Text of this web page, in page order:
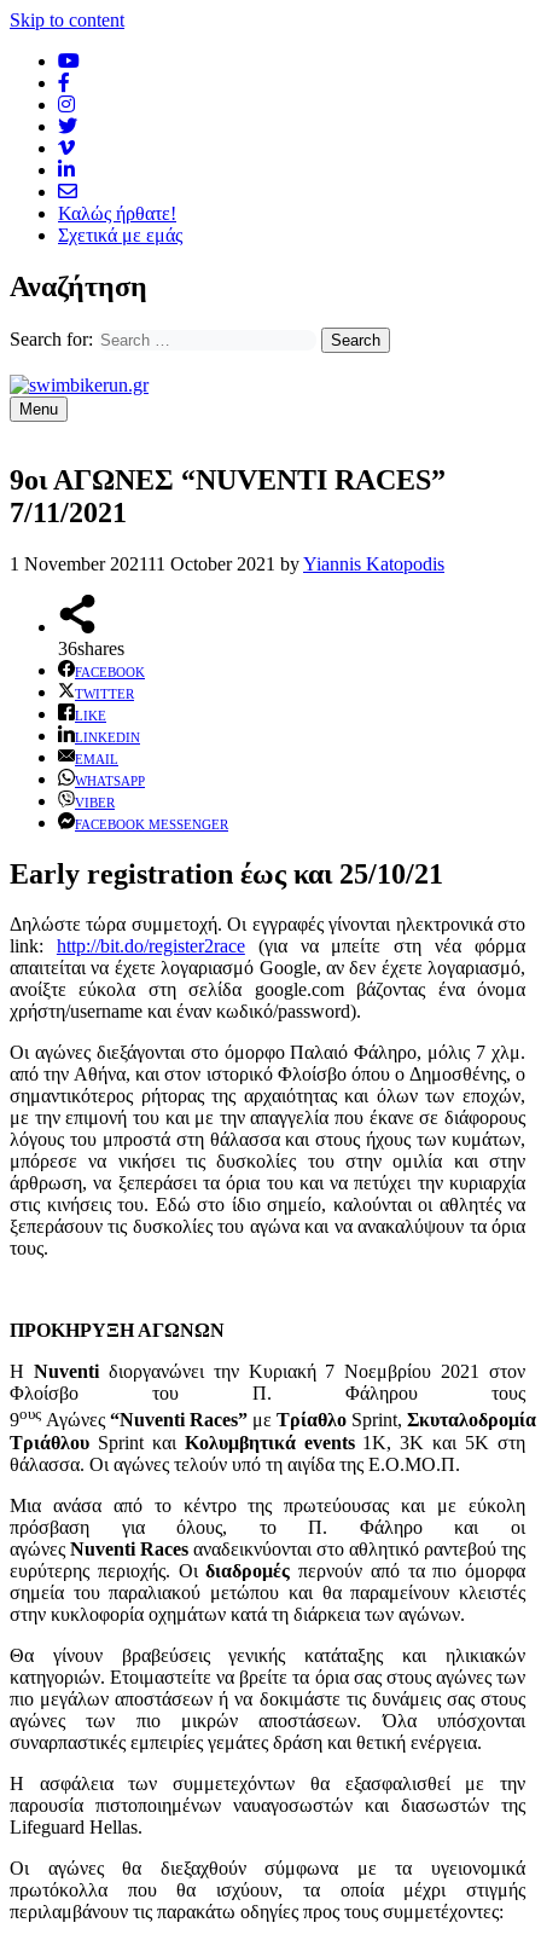
Skip to content
Καλώς ήρθατε!
Σχετικά με εμάς
Αναζήτηση
Search for:
Menu
9οι ΑΓΩΝΕΣ “NUVENTI RACES”
7/11/2021
1 November 202111 October 2021 byYiannis Katopodis
36shares
FACEBOOK
TWITTER
LIKE
LINKEDIN
EMAIL
WHATSAPP
VIBER
FACEBOOK MESSENGER
Early registration έως και 25/10/21
Δηλώστε τώρα συμμετοχή. Οι εγγραφές γίνονται ηλεκτρονικά στο
link: http://bit.do/register2race(για να μπείτε στη νέα φόρμα
απαιτείται να έχετε λογαριασμό Google, αν δεν έχετε λογαριασμό,
ανοίξτε εύκολα στη σελίδα google.com βάζοντας ένα όνομα
χρήστη/username και έναν κωδικό/password).
Οι αγώνες διεξάγονται στο όμορφο Παλαιό Φάληρο, μόλις 7 χλμ.
από την Αθήνα, και στον ιστορικό Φλοίσβο όπου ο Δημοσθένης, ο
σημαντικότερος ρήτορας της αρχαιότητας και όλων των εποχών,
με την επιμονή του και με την απαγγελία που έκανε σε διάφορους
λόγους του μπροστά στη θάλασσα και στους ήχους των κυμάτων,
μπόρεσε να νικήσει τις δυσκολίες του στην ομιλία και στην
άρθρωση, να ξεπεράσει τα όρια του και να πετύχει την κυριαρχία
στις κινήσεις του. Εδώ στο ίδιο σημείο, καλούνται οι αθλητές να
ξεπεράσουν τις δυσκολίες του αγώνα και να ανακαλύψουν τα όρια
τους.
ΠΡΟΚΗΡΥΞΗ ΑΓΩΝΩΝ
Η Nuventiδιοργανώνει την Κυριακή 7 Νοεμβρίου 2021 στον
Φλοίσβο του Π. Φάληρου τους
9ους Αγώνες “Nuventi Races” με Τρίαθλο Sprint, Σκυταλοδρομία
Τριάθλου Sprint και Κολυμβητικά events1Κ, 3Κ και 5Κ στη
θάλασσα. Οι αγώνες τελούν υπό τη αιγίδα της Ε.Ο.ΜΟ.Π.
Μια ανάσα από το κέντρο της πρωτεύουσας και με εύκολη
πρόσβαση για όλους, το Π. Φάληρο και οι
αγώνες Nuventi Races αναδεικνύονται στο αθλητικό ραντεβού της
ευρύτερης περιοχής. Οιδιαδρομές περνούν από τα πιο όμορφα
σημεία του παραλιακού μετώπου και θα παραμείνουν κλειστές
στην κυκλοφορία οχημάτων κατά τη διάρκεια των αγώνων.
Θα γίνουν βραβεύσεις γενικής κατάταξης και ηλικιακών
κατηγοριών. Ετοιμαστείτε να βρείτε τα όρια σας στους αγώνες των
πιο μεγάλων αποστάσεων ή να δοκιμάστε τις δυνάμεις σας στους
αγώνες των πιο μικρών αποστάσεων. Όλα υπόσχονται
συναρπαστικές εμπειρίες γεμάτες δράση και θετική ενέργεια.
Η ασφάλεια των συμμετεχόντων θα εξασφαλισθεί με την
παρουσία πιστοποιημένων ναυαγοσωστών και διασωστών της
Lifeguard Hellas.
Οι αγώνες θα διεξαχθούν σύμφωνα με τα υγειονομικά
πρωτόκολλα που θα ισχύουν, τα οποία μέχρι στιγμής
περιλαμβάνουν τις παρακάτω οδηγίες προς τους συμμετέχοντες: